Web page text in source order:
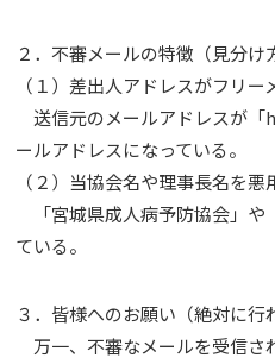
２．不審メールの特徴（見分け
（１）差出人アドレスがフリー
送信元のメールアドレスが
ールアドレスになっている。
（２）当協会名や理事長名を悪
「宮城県成人病予防協会」や
ている。
３．皆様へのお願い（絶対に行
万一、不審なメールを受信さ